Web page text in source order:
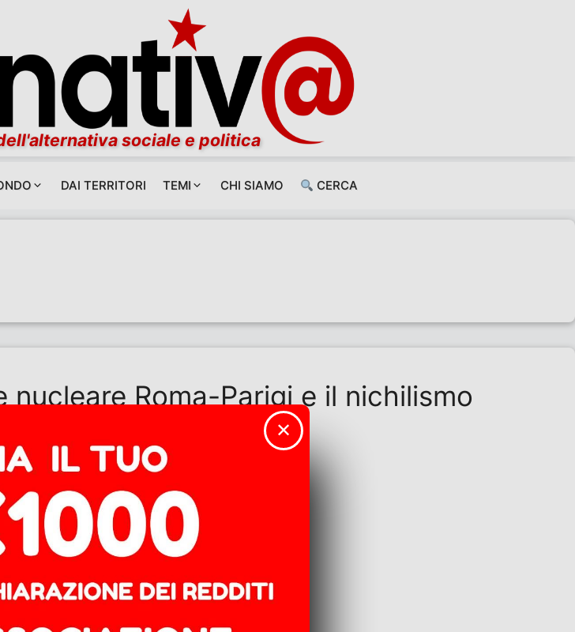
sociale e politica
DAI TERRITORI TEMI CHI SIAMO CERCA
nucleare Roma-Parigi e il nichilismo
✕